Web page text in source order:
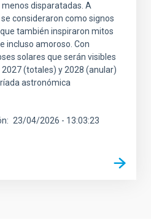
disparatadas. A
consideraron como signos
también inspiraron mitos
incluso amoroso. Con
solares que serán visibles
(totales) y 2028 (anular)
astronómica
23/04/2026 - 13:03:23